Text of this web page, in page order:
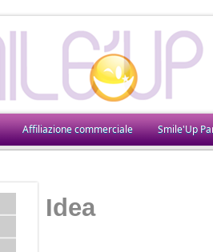
Affiliazione commerciale Smile'Up
Idea